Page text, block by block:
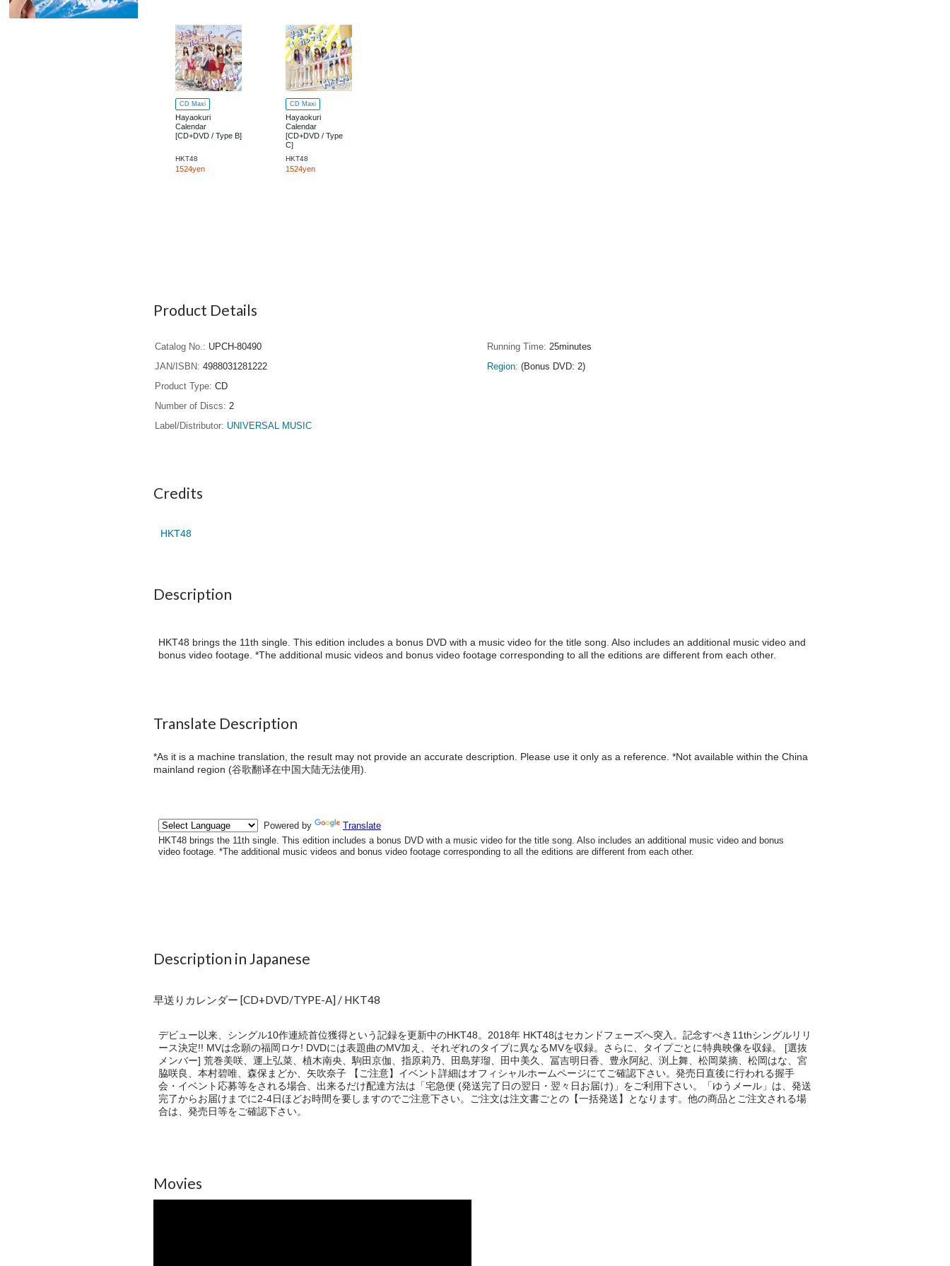
CD Maxi
Hayaokuri
Calendar
[CD+DVD / Type B]
HKT48
1524yen
CD Maxi
Hayaokuri
Calendar
[CD+DVD / Type
C]
HKT48
1524yen
Product Details
Catalog No.
UPCH-80490
JAN/ISBN
4988031281222
Product Type CD
Number of Discs
2
Label/Distributor
UNIVERSAL MUSIC
Running Time
25minutes
Region (Bonus DVD: 2)
Credits
HKT48
Description
HKT48 brings the 11th single. This edition includes a bonus DVD with a music video for the title song. Also includes an additional music video and
bonus video footage. *The additional music videos and bonus video footage corresponding to all the editions are different from each other.
Translate Description
*As it is a machine translation, the result may not provide an accurate description. Please use it only as a reference. *Not available within the China
mainland region (谷歌翻译在中国大陆无法使用).
Description in Japanese
早送りカレンダー [CD+DVD/TYPE-A] / HKT48
デビュー以来、シングル10作連続首位獲得という記録を更新中のHKT48。2018年 HKT48はセカンドフェーズへ突入。記念すべき11thシングルリリ
ース決定!! MVは念願の福岡ロケ! DVDには表題曲のMV加え、それぞれのタイプに異なるMVを収録。さらに、タイプごとに特典映像を収録。 [選抜
メンバー] 荒巻美咲、運上弘菜、植木南央、駒田京伽、指原莉乃、田島芽瑠、田中美久、冨吉明日香、豊永阿紀、渕上舞、松岡菜摘、松岡はな、宮
脇咲良、本村碧唯、森保まどか、矢吹奈子 【ご注意】イベント詳細はオフィシャルホームページにてご確認下さい。発売日直後に行われる握手
会・イベント応募等をされる場合、出来るだけ配達方法は「宅急便 (発送完了日の翌日・翌々日お届け)」をご利用下さい。「ゆうメール」は、発送
完了からお届けまでに2-4日ほどお時間を要しますのでご注意下さい。ご注文は注文書ごとの【一括発送】となります。他の商品とご注文される場
合は、発売日等をご確認下さい。
Movies